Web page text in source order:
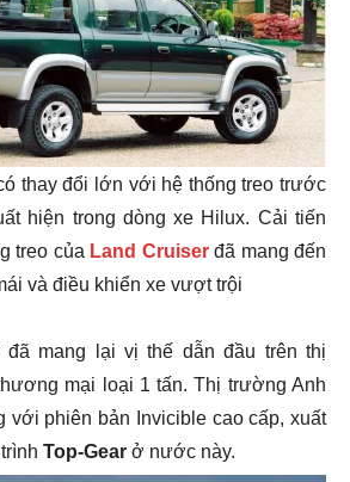
thay đổi lớn với hệ thống treo trước
hiện trong dòng xe Hilux. Cải tiến
treo của Land Cruiserđã mang đến
và điều khiển xe vượt trội
mang lại vị thế dẫn đầu trên thị
mại loại 1 tấn. Thị trường Anh
với phiên bản Invicible cao cấp, xuất
Top-Gear ở nước này.